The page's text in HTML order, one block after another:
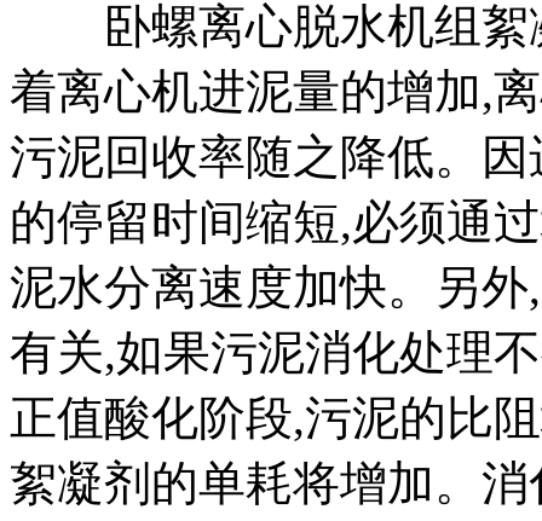
卧螺离心脱水机组絮
着离心机进泥量的增加,
污泥回收率随之降低。
的停留时间缩短,必须通
泥水分离速度加快。另
有关,如果污泥消化处理
正值酸化阶段,污泥的比
絮凝剂的单耗将增加。